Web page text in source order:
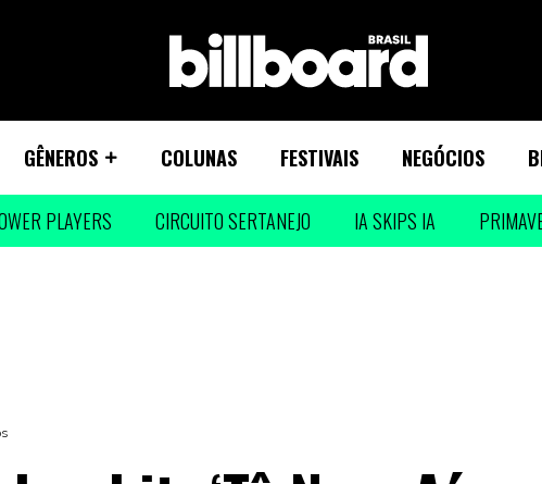
GÊNEROS COLUNAS FESTIVAIS NEGÓCIOS
PLAYERS CIRCUITO SERTANEJO IA SKIPS IA